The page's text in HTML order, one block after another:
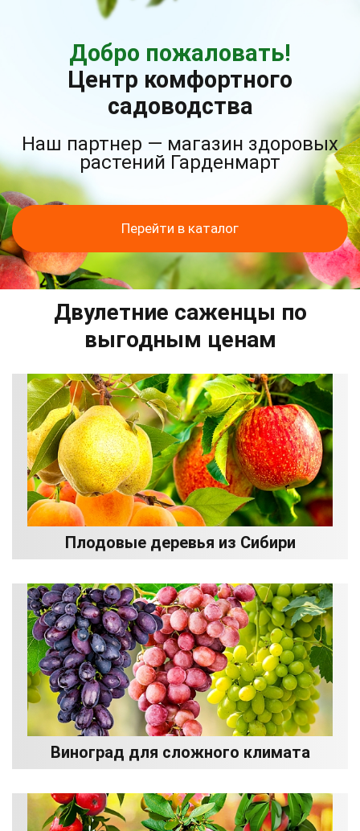
Добро пожаловать!
Центр комфортного
садоводства
Наш партнер — магазин здоровых
растений Гарденмарт
Перейти в каталог
Двулетние саженцы по
выгодным ценам
Плодовые деревья из Сибири
Виноград для сложного климата